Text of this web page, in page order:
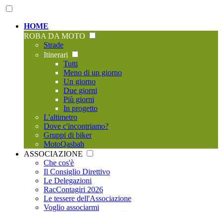
HOME
ROBA DA MOTO
Strade
Itinerari
Tutti
Meno di un giorno
Un giorno
Due giorni
Più giorni
In progetto
L'altimetro
Dove c'incontriamo?
Gruppi di biker
MotoQasbah
ASSOCIAZIONE
Che cos'è
Il Consiglio Direttivo
Le Delegazioni
RacContagiri 2026
Le tessere dell'Associazione
Voglio associarmi